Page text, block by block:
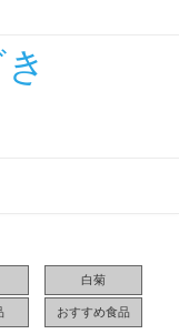
白菊
おすすめ食品